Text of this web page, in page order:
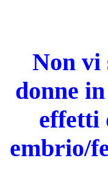
Non vi
donne
effetti
embrio/